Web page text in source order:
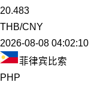
20.483
THB/CNY
2026-08-08 04:02:10
菲律宾比索
PHP